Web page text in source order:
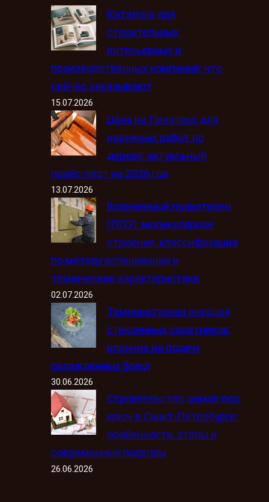
Каталоги для
строительных,
интерьерных и
производственных компаний: что
сейчас заказывают
15.07.2026
Цена на Пинотекс для
наружных работ по
дереву: актуальный
прайс-лист на 2026 год
13.07.2026
Вспененный полиэтилен
(ППЭ): молекулярное
строение, классификация
по методу вспенивания и
технические характеристики
02.07.2026
Температурная инерция
стеклянных салатников:
влияние на подачу
охлаждённых блюд
30.06.2026
Строительство домов под
ключ в Санкт-Петербурге:
особенности, этапы и
современные подходы
26.06.2026